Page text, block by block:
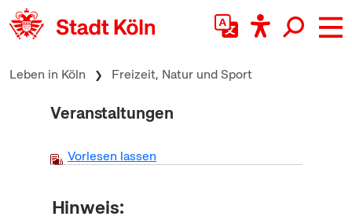
zum Inhalt springen
Leben in Köln Freizeit, Natur und Sport
Veranstaltungen
Vorlesen lassen
Hinweis: